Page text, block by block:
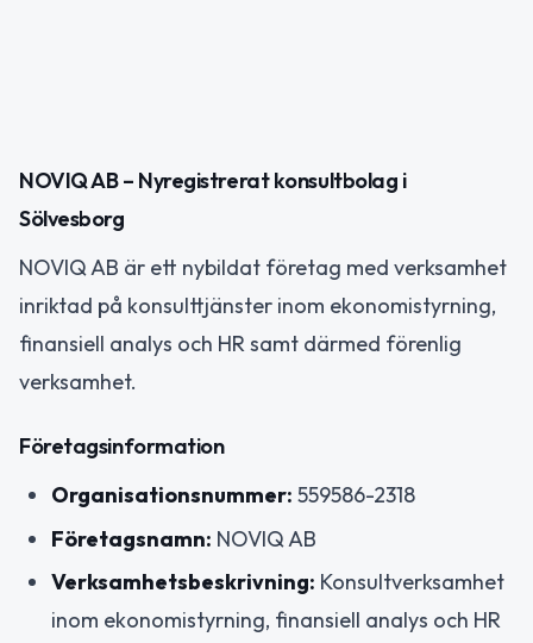
NOVIQ AB – Nyregistrerat konsultbolag i
Sölvesborg
NOVIQ AB är ett nybildat företag med verksamhet
inriktad på konsulttjänster inom ekonomistyrning,
finansiell analys och HR samt därmed förenlig
verksamhet.
Företagsinformation
Organisationsnummer: 559586-2318
Företagsnamn: NOVIQ AB
Verksamhetsbeskrivning: Konsultverksamhet
inom ekonomistyrning, finansiell analys och HR